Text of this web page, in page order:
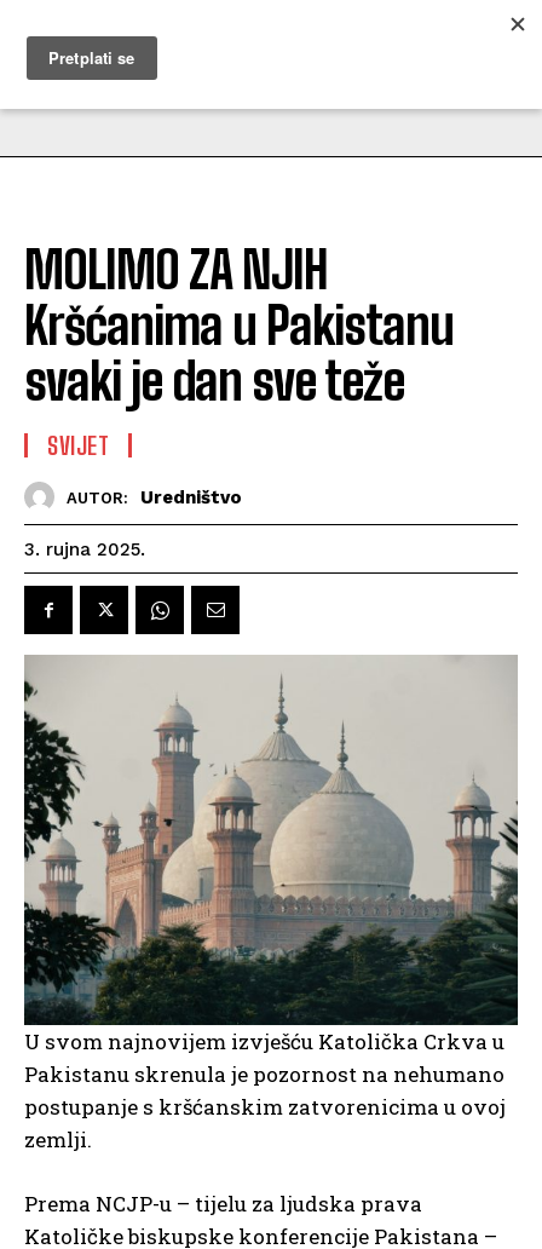
MUŽEVNI BUDITE
MOLIMO ZA NJIH
Kršćanima u Pakistanu
svaki je dan sve teže
SVIJET
AUTOR: Uredništvo
3. rujna 2025.
U svom najnovijem izvješću Katolička Crkva u
Pakistanu skrenula je pozornost na nehumano
postupanje s kršćanskim zatvorenicima u ovoj
zemlji.
Prema NCJP-u – tijelu za ljudska prava
Katoličke biskupske konferencije Pakistana –